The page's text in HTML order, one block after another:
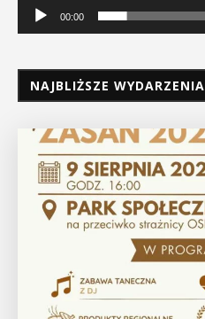
00:00
NAJBLIŻSZE WYDARZENIA